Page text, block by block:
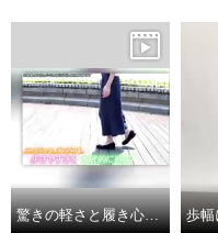
驚きの軽さと履き心地！ ラックラック 空飛ぶ 洗える パンプス エレガントセレクト